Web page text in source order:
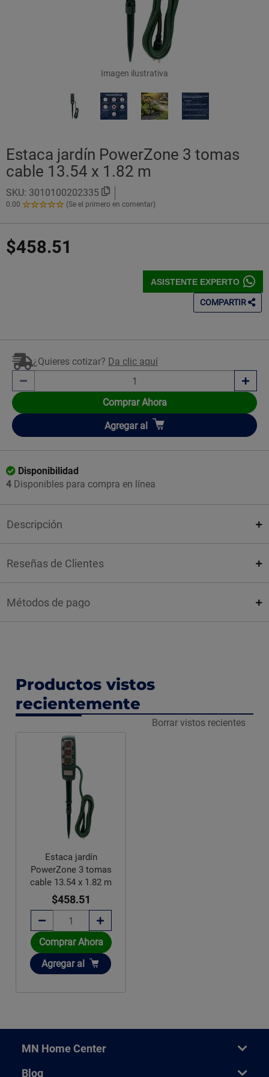
Imagen ilustrativa
Estaca jardín PowerZone 3 tomas
cable 13.54 x 1.82 m
SKU: 3010100202335
0.00
0.00
Estrellas!
(Se el primero en comentar)
$458.51
ASISTENTE EXPERTO
COMPARTIR
¿Quieres cotizar? Da clic aquí
Comprar Ahora
Añadir
Agregar al
Disponibilidad
4 Disponibles para compra en línea
Descripción
Reseñas de Clientes
Métodos de pago
Productos vistos
recientemente
Borrar vistos recientes
Estaca jardín
PowerZone 3 tomas
cable 13.54 x 1.82 m
$458.51
Comprar Ahora
Añadir
Agregar al
MN Home Center
Blog